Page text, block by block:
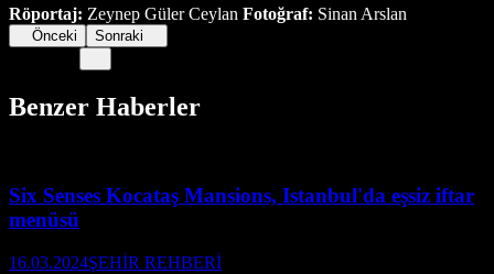
Röportaj: Zeynep Güler Ceylan Fotoğraf: Sinan Arslan
Önceki Sonraki
Benzer Haberler
Six Senses Kocataş Mansions, Istanbul'da eşsiz iftar
menüsü
16.03.2024ŞEHİR REHBERİ